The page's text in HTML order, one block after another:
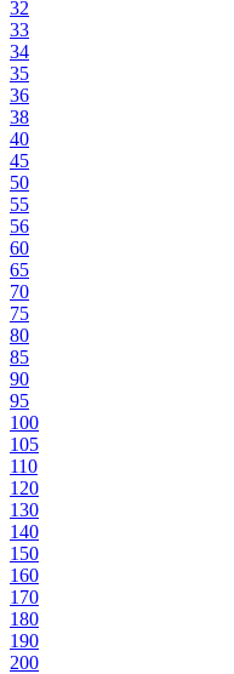
32
33
34
35
36
38
40
45
50
55
56
60
65
70
75
80
85
90
95
100
105
110
120
130
140
150
160
170
180
190
200